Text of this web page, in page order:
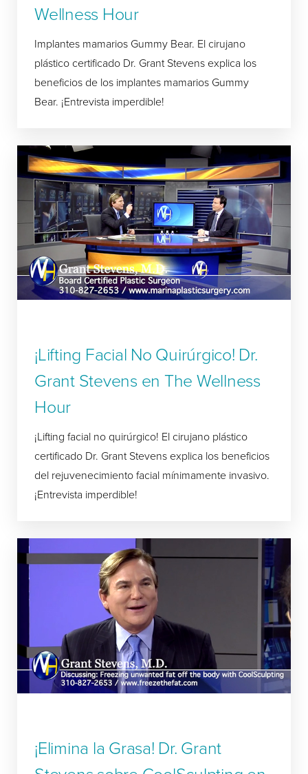
Wellness Hour
Implantes mamarios Gummy Bear. El cirujano
plástico certificado Dr. Grant Stevens explica los
beneficios de los implantes mamarios Gummy
Bear. ¡Entrevista imperdible!
¡Lifting Facial No Quirúrgico! Dr.
Grant Stevens en The Wellness
Hour
¡Lifting facial no quirúrgico! El cirujano plástico
certificado Dr. Grant Stevens explica los beneficios
del rejuvenecimiento facial mínimamente invasivo.
¡Entrevista imperdible!
¡Elimina la Grasa! Dr. Grant